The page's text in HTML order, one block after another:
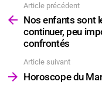
plus
Article précédent
Nos enfants sont
continuer, peu
confrontés
Article suivant
Horoscope du